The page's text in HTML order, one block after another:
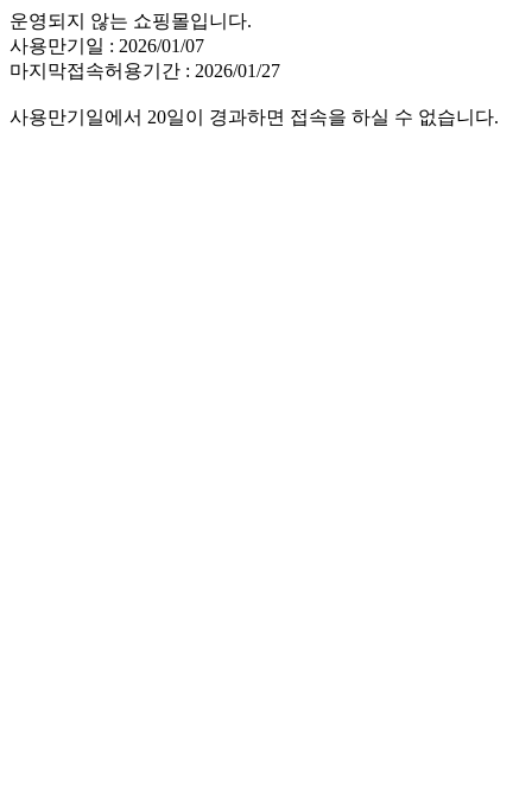
운영되지 않는 쇼핑몰입니다.
사용만기일 : 2026/01/07
마지막접속허용기간 : 2026/01/27
사용만기일에서 20일이 경과하면 접속을 하실 수 없습니다.